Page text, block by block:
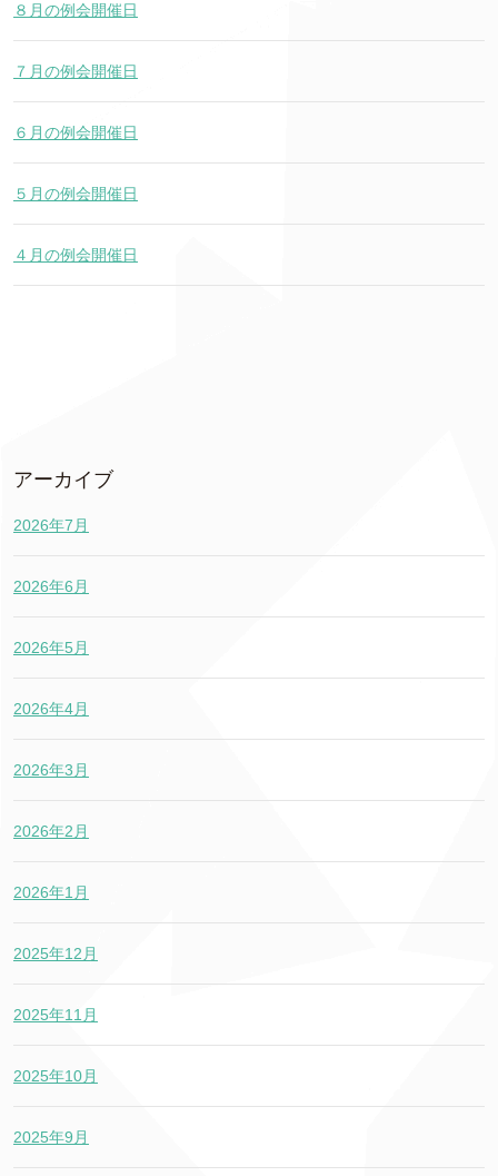
８月の例会開催日
７月の例会開催日
６月の例会開催日
５月の例会開催日
４月の例会開催日
アーカイブ
2026年7月
2026年6月
2026年5月
2026年4月
2026年3月
2026年2月
2026年1月
2025年12月
2025年11月
2025年10月
2025年9月